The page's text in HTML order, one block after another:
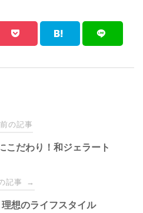
前の記事
こだわり！和ジェラート
記事 →
理想のライフスタイル